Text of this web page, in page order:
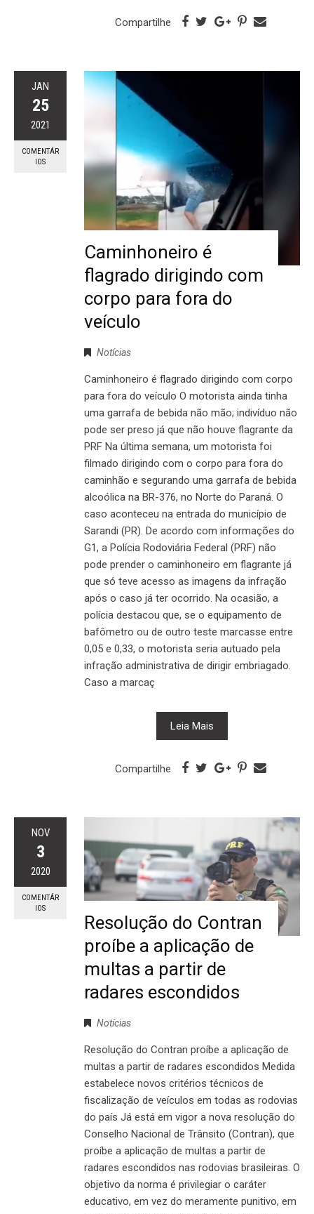
Compartilhe
JAN
25
2021
COMENTÁR
IOS
Caminhoneiro é
flagrado dirigindo com
corpo para fora do
veículo
Notícias
Caminhoneiro é flagrado dirigindo com corpo
para fora do veículo O motorista ainda tinha
uma garrafa de bebida não mão; indivíduo não
pode ser preso já que não houve flagrante da
PRF Na última semana, um motorista foi
filmado dirigindo com o corpo para fora do
caminhão e segurando uma garrafa de bebida
alcoólica na BR-376, no Norte do Paraná. O
caso aconteceu na entrada do município de
Sarandi (PR). De acordo com informações do
G1, a Polícia Rodoviária Federal (PRF) não
pode prender o caminhoneiro em flagrante já
que só teve acesso as imagens da infração
após o caso já ter ocorrido. Na ocasião, a
polícia destacou que, se o equipamento de
bafômetro ou de outro teste marcasse entre
0,05 e 0,33, o motorista seria autuado pela
infração administrativa de dirigir embriagado.
Caso a marcaç
Leia Mais
Compartilhe
NOV
3
2020
COMENTÁR
IOS
Resolução do Contran
proíbe a aplicação de
multas a partir de
radares escondidos
Notícias
Resolução do Contran proíbe a aplicação de
multas a partir de radares escondidos Medida
estabelece novos critérios técnicos de
fiscalização de veículos em todas as rodovias
do país Já está em vigor a nova resolução do
Conselho Nacional de Trânsito (Contran), que
proíbe a aplicação de multas a partir de
radares escondidos nas rodovias brasileiras. O
objetivo da norma é privilegiar o caráter
educativo, em vez do meramente punitivo, em